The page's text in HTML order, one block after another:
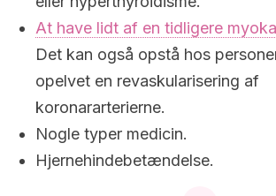
At have lidt af en tidligere
Det kan også opstå hos
opelvet en revaskularisering af
koronararterierne.
Nogle typer medicin.
Hjernehindebetændelse.